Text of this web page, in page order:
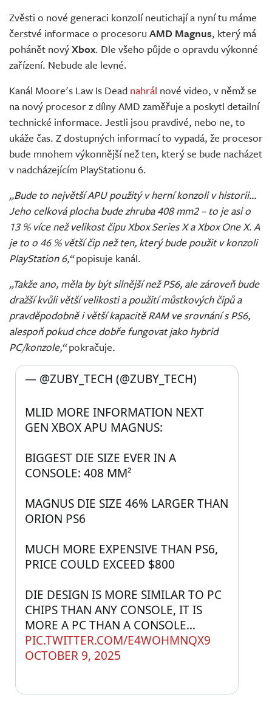
Živě
Zvěsti o nové generaci konzolí neutichají a nyní tu máme
čerstvé informace o procesoru AMD Magnus, který má
pohánět novýXbox. Dle všeho půjde o opravdu výkonné
zařízení. Nebude ale levné.
Kanál Moore's Law Is Dead nahrál nové video, v němž se
na nový procesor z dílny AMD zaměřuje a poskytl detailní
technické informace. Jestli jsou pravdivé, nebo ne, to
ukáže čas. Z dostupných informací to vypadá, že procesor
bude mnohem výkonnější než ten, který se bude nacházet
v nadcházejícím PlayStationu 6.
„Bude to největší APU použitý v herní konzoli v historii...
Jeho celková plocha bude zhruba 408 mm2 – to je asi o
13 % více než velikost čipu Xbox Series X a Xbox One X. A
je to o 46 % větší čip než ten, který bude použit v konzoli
PlayStation 6,“popisuje kanál.
„Takže ano, měla by být silnější než PS6, ale zároveň bude
dražší kvůli větší velikosti a použití můstkových čipů a
pravděpodobně i větší kapacitě RAM ve srovnání s PS6,
alespoň pokud chce dobře fungovat jako hybrid
PC/konzole,“pokračuje.
MLID MORE INFORMATION NEXT
GEN XBOX APU MAGNUS:
BIGGEST DIE SIZE EVER IN A
CONSOLE: 408 MM²
MAGNUS DIE SIZE 46% LARGER THAN
ORION PS6
MUCH MORE EXPENSIVE THAN PS6,
PRICE COULD EXCEED $800
DIE DESIGN IS MORE SIMILAR TO PC
CHIPS THAN ANY CONSOLE, IT IS
PIC.TWITTER.COM/E4WOHMNQX9
— @ZUBY_TECH (@ZUBY_TECH)
OCTOBER 9, 2025